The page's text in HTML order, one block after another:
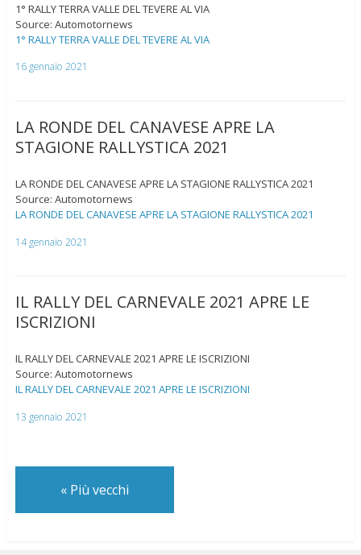
1° RALLY TERRA VALLE DEL TEVERE AL VIA
Source: Automotornews
1° RALLY TERRA VALLE DEL TEVERE AL VIA
16 gennaio 2021
LA RONDE DEL CANAVESE APRE LA
STAGIONE RALLYSTICA 2021
LA RONDE DEL CANAVESE APRE LA STAGIONE RALLYSTICA 2021
Source: Automotornews
LA RONDE DEL CANAVESE APRE LA STAGIONE RALLYSTICA 2021
14 gennaio 2021
IL RALLY DEL CARNEVALE 2021 APRE LE
ISCRIZIONI
IL RALLY DEL CARNEVALE 2021 APRE LE ISCRIZIONI
Source: Automotornews
IL RALLY DEL CARNEVALE 2021 APRE LE ISCRIZIONI
13 gennaio 2021
«Più vecchi